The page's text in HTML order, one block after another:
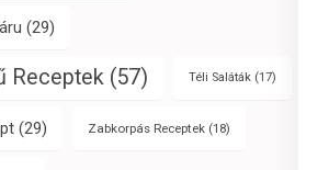
(29)
Receptek (57) Téli Saláták (17)
(29) Zabkorpás Receptek (18)